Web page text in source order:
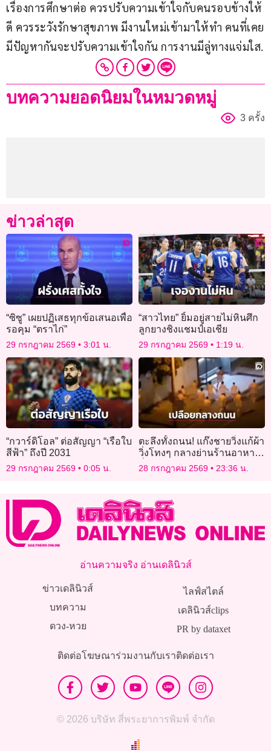
เรื่องการศึกษาต่อ ควรปรับความเข้าใจกับคนรอบข้างให้
ดี ควรระวังรักษาสุขภาพ มีงานใหม่เข้ามาให้ทำ คนที่เคย
มีปัญหากันจะปรับความเข้าใจกัน การงานมีลู่ทางแจ่มใส.
บทความยอดนิยมในหมวดหมู่
3 ครั้ง
ข่าวล่าสุด
“ซิซู” เผยปฏิเสธทุกข้อเสนอเพื่อ
รอคุม “ตราไก่”
29 กรกฎาคม 2569 3:01 น.
“สาวไทย” ยิ้มอยู่สายไม่หินศึก
ลูกยางชิงแชมป์เอเชีย
29 กรกฎาคม 2569 1:19 น.
“กวาร์ดิโอล” ต่อสัญญา “เรือใบ
สีฟ้า” ถึงปี 2031
29 กรกฎาคม 2569 0:05 น.
ตะลึงทั้งถนน! แก๊งชายวิ่งแก้ผ้า
วิ่งโทงๆ กลางย่านร้านอาหาร
ชื่อดังในออสเตรเลีย
28 กรกฎาคม 2569 23:36 น.
อ่านความจริง อ่านเดลินิวส์
ข่าวเดลินิวส์
บทความ
ดวง-หวย
ไลฟ์สไตล์
เดลินิวส์clips
PR by dataxet
ติดต่อโฆษณาร่วมงานกับเราติดต่อเรา
© 2026 บริษัท สี่พระยาการพิมพ์ จำกัด